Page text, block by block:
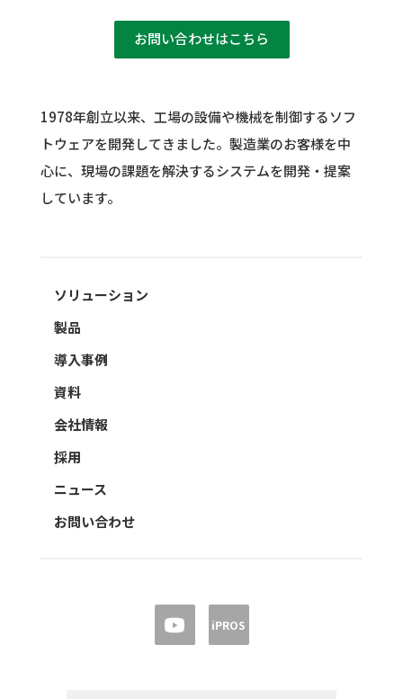
お問い合わせはこちら
1978年創立以来、工場の設備や機械を制御するソフ
トウェアを開発してきました。 製造業のお客様を中
心に、現場の課題を解決するシステムを開発・提案
しています。
ソリューション
製品
導入事例
資料
会社情報
採用
ニュース
お問い合わせ
iPROS